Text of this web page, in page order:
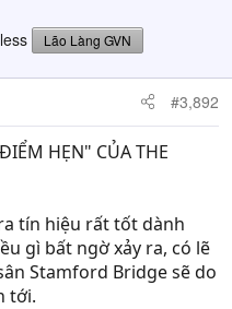
Lão Làng GVN
#3,892
HẸN" CỦA THE
tín hiệu rất tốt dành
gì bất ngờ xảy ra, có lẽ
Stamford Bridge sẽ do
tới.